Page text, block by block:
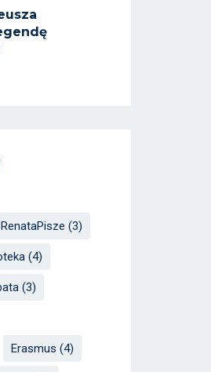
(3)
(4)
(3)
Erasmus (4)